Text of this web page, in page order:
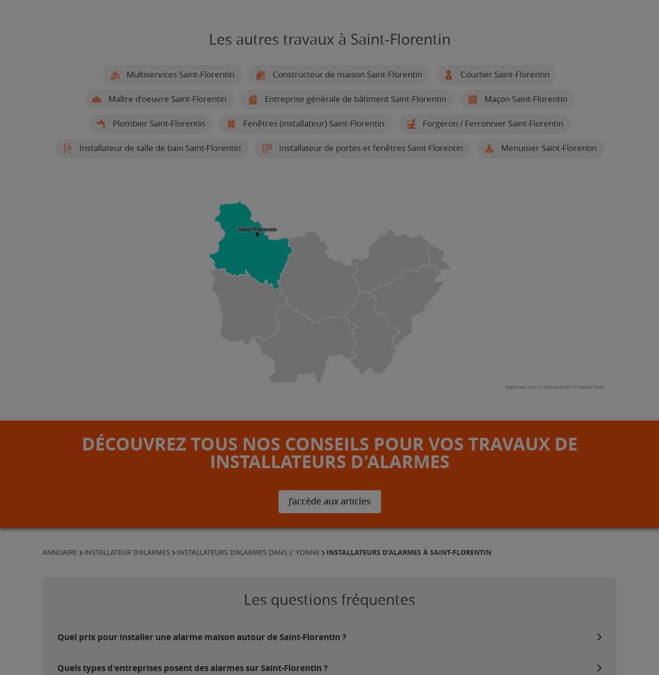
Les autres travaux à Saint-Florentin
Multiservices Saint-Florentin Constructeur de maison Saint-Florentin Courtier Saint-Florentin
Maître d'oeuvre Saint-Florentin Entreprise générale de bâtiment Saint-Florentin Maçon Saint-Florentin
Plombier Saint-Florentin Fenêtres (installateur) Saint-Florentin Forgeron / Ferronnier Saint-Florentin
Installateur de salle de bain Saint-Florentin Installateur de portes et fenêtres Saint-Florentin Menuisier Saint-Florentin
Saint-Florentin
Highcharts.com © Natural Earth © Natural Earth
DÉCOUVREZ TOUS NOS CONSEILS POUR VOS TRAVAUX DE
INSTALLATEURS D'ALARMES
J’accède aux articles
ANNUAIRE INSTALLATEUR D'ALARMES INSTALLATEURS D'ALARMES DANS L' YONNE INSTALLATEURS D'ALARMES À SAINT-FLORENTIN
Les questions fréquentes
Quel prix pour installer une alarme maison autour de Saint-Florentin ?
Quels types d'entreprises posent des alarmes sur Saint-Florentin ?